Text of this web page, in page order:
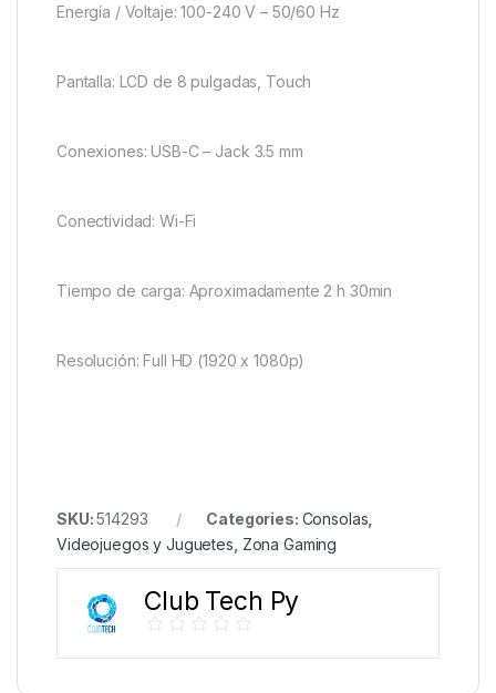
Energía / Voltaje: 100-240 V – 50/60 Hz
Pantalla: LCD de 8 pulgadas, Touch
Conexiones: USB-C – Jack 3.5 mm
Conectividad: Wi-Fi
Tiempo de carga: Aproximadamente 2 h 30min
Resolución: Full HD (1920 x 1080p)
SKU:514293 Categories: Consolas
Videojuegos y Juguetes Zona Gaming
Club Tech Py